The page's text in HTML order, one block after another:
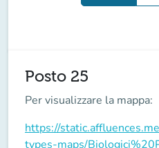
Posto 25
Per visualizzare la mappa:
https://
types-maps/